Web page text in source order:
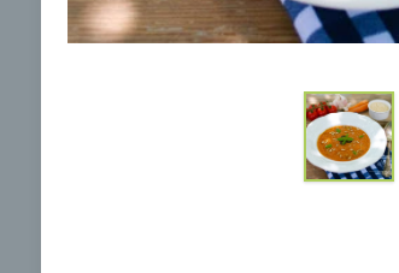
Odoslaním registrácie na